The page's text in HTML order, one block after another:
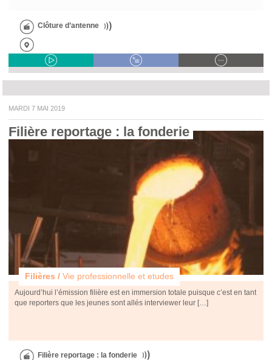
Clôture d’antenne
MARDI 7 MAI 2019
Filière reportage : la fonderie
Filières / Vie professionnelle et etudes
Aujourd’hui l’émission filière est en immersion totale puisque c’est en tant
que reporters que les jeunes sont allés interviewer leur […]
Filière reportage : la fonderie